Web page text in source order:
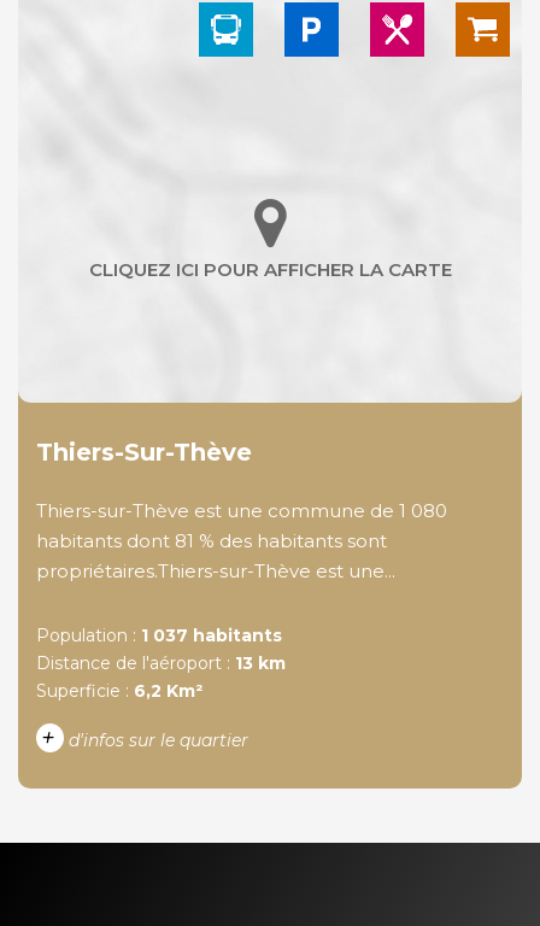
Thiers-Sur-Thève
Thiers-sur-Thève est une commune de 1 080
habitants dont 81 % des habitants sont
propriétaires.Thiers-sur-Thève est une...
Population : 1 037 habitants
Distance de l'aéroport : 13 km
Superficie : 6,2 Km²
+ d'infos sur le quartier